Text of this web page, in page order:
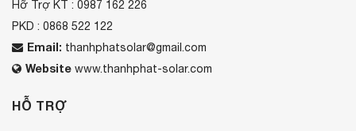
Hỡ Trợ KT : 0987 162 226
PKD : 0868 522 122
Email: thanhphatsolar@gmail.com
Website www.thanhphat-solar.com
HỖ TRỢ